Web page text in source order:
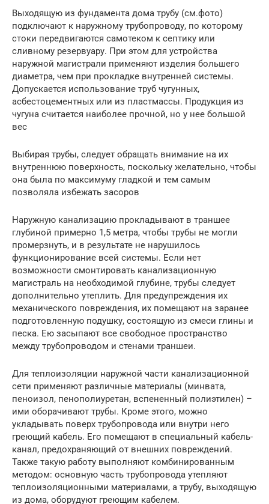
Выходящую из фундамента дома трубу (см.фото)
подключают к наружному трубопроводу, по которому
стоки передвигаются самотеком к септику или
сливному резервуару. При этом для устройства
наружной магистрали применяют изделия большего
диаметра, чем при прокладке внутренней системы.
Допускается использование труб чугунных,
асбестоцементных или из пластмассы. Продукция из
чугуна считается наиболее прочной, но у нее большой
вес
Выбирая трубы, следует обращать внимание на их
внутреннюю поверхность, поскольку желательно, чтобы
она была по максимуму гладкой и тем самым
позволяла избежать засоров
Наружную канализацию прокладывают в траншее
глубиной примерно 1,5 метра, чтобы трубы не могли
промерзнуть, и в результате не нарушилось
функционирование всей системы. Если нет
возможности смонтировать канализационную
магистраль на необходимой глубине, трубы следует
дополнительно утеплить. Для предупреждения их
механического повреждения, их помещают на заранее
подготовленную подушку, состоящую из смеси глины и
песка. Ею засыпают все свободное пространство
между трубопроводом и стенами траншеи.
Для теплоизоляции наружной части канализационной
сети применяют различные материалы (минвата,
пеноизол, пенополиуретан, вспененный полиэтилен) –
ими оборачивают трубы. Кроме этого, можно
укладывать поверх трубопровода или внутри него
греющий кабель. Его помещают в специальный кабель-
канал, предохраняющий от внешних повреждений.
Также такую работу выполняют комбинированным
методом: основную часть трубопровода утепляют
теплоизоляционными материалами, а трубу, выходящую
из дома, оборудуют греющим кабелем.